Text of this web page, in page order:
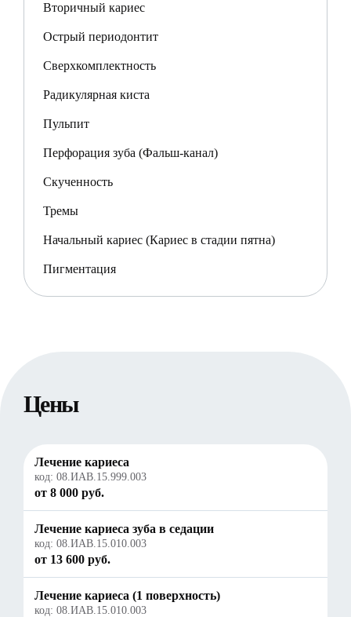
Вторичный кариес
Острый периодонтит
Сверхкомплектность
Радикулярная киста
Пульпит
Перфорация зуба (Фальш-канал)
Скученность
Тремы
Начальный кариес (Кариес в стадии пятна)
Пигментация
Цены
Лечение кариеса
код: 08.ИАВ.15.999.003
от 8 000 руб.
Лечение кариеса зуба в седации
код: 08.ИАВ.15.010.003
от 13 600 руб.
Лечение кариеса (1 поверхность)
код: 08.ИАВ.15.010.003